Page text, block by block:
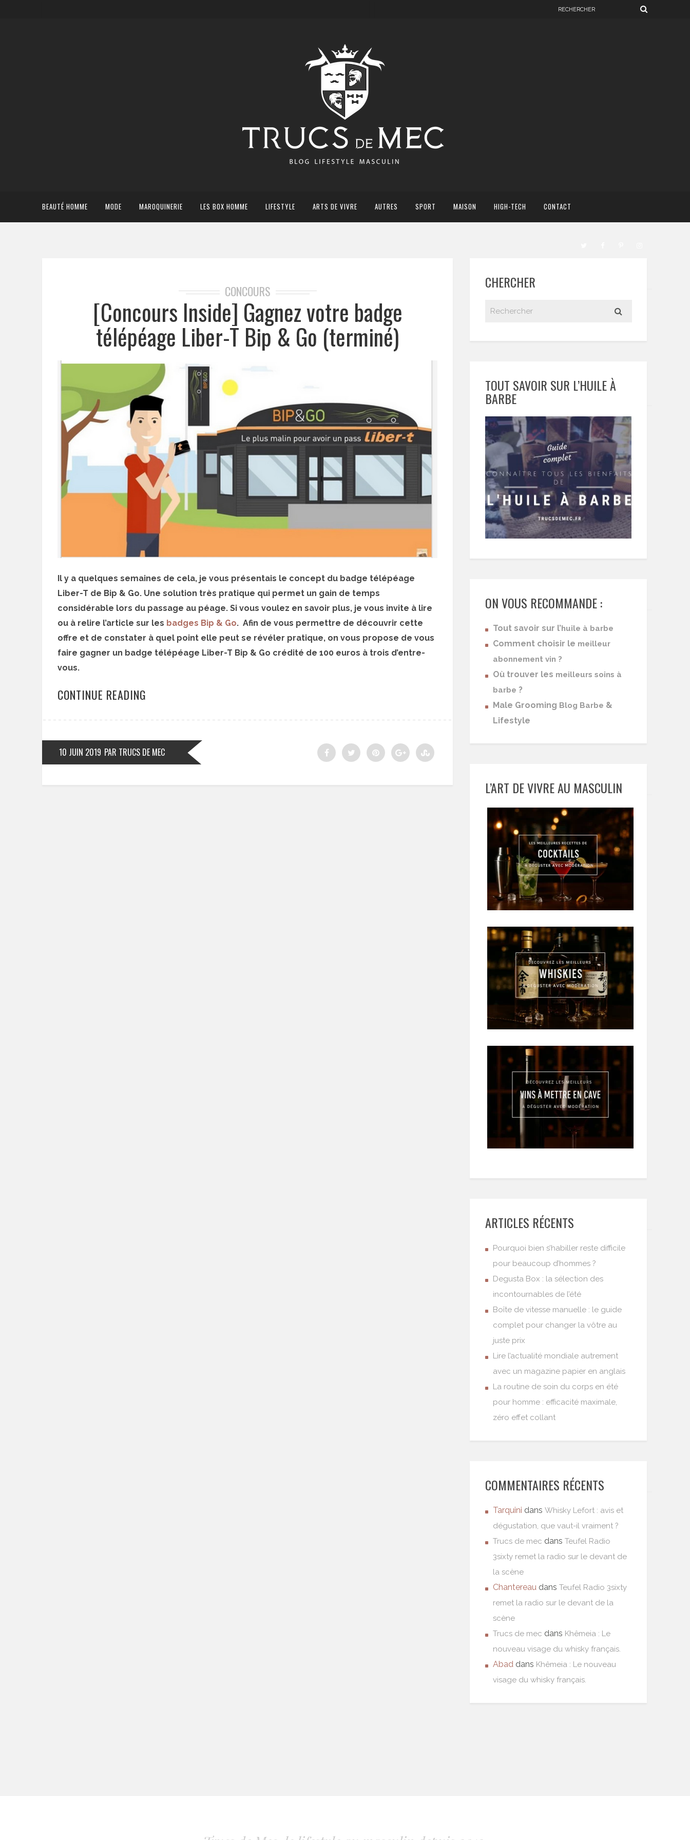
BEAUTÉ HOMME MODE MAROQUINERIE LES BOX HOMME LIFESTYLE ARTS DE VIVRE AUTRES SPORT MAISON HIGH-TECH CONTACT
CONCOURS
[Concours Inside] Gagnez votre badge
télépéage Liber-T Bip & Go (terminé)
Il y a quelques semaines de cela, je vous présentais le concept du badge télépéage
Liber-T de Bip & Go. Une solution très pratique qui permet un gain de temps
considérable lors du passage au péage. Si vous voulez en savoir plus, je vous invite à lire
ou à relire l’article sur les badges Bip & Go. Afin de vous permettre de découvrir cette
offre et de constater à quel point elle peut se révéler pratique, on vous propose de vous
faire gagner un badge télépéage Liber-T Bip & Go crédité de 100 euros à trois d’entre-
vous.
CONTINUE READING
10 JUIN 2019 PAR TRUCS DE MEC
CHERCHER
TOUT SAVOIR SUR L’HUILE À
BARBE
ON VOUS RECOMMANDE :
Tout savoir sur l’ huile à barbe
Comment choisir le meilleur
abonnement vin ?
Où trouver les meilleurs soins à
barbe ?
Male Grooming Blog Barbe &
Lifestyle
L’ART DE VIVRE AU MASCULIN
ARTICLES RÉCENTS
Pourquoi bien s’habiller reste difficile
pour beaucoup d’hommes ?
Degusta Box : la sélection des
incontournables de l’été
Boîte de vitesse manuelle : le guide
complet pour changer la vôtre au
juste prix
Lire l’actualité mondiale autrement
avec un magazine papier en anglais
La routine de soin du corps en été
pour homme : efficacité maximale,
zéro effet collant
COMMENTAIRES RÉCENTS
Tarquini dans Whisky Lefort : avis et
dégustation, que vaut-il vraiment ?
Trucs de mec dans Teufel Radio
3sixty remet la radio sur le devant de
la scène
Chantereau dans Teufel Radio 3sixty
remet la radio sur le devant de la
scène
Trucs de mec dans Khêmeia : Le
nouveau visage du whisky français.
Abad dans Khêmeia : Le nouveau
visage du whisky français.